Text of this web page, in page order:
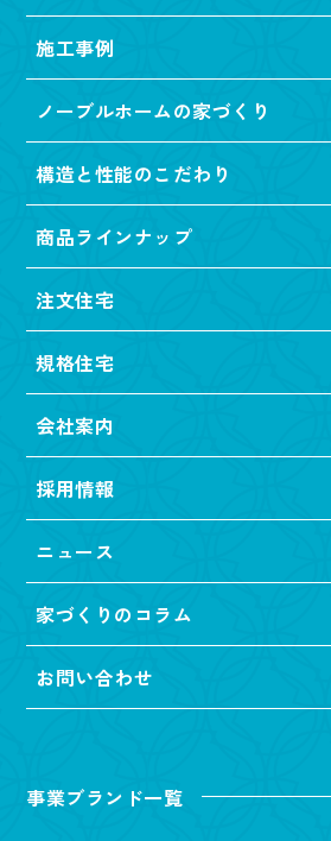
施工事例
ノーブルホームの家づくり
構造と性能のこだわり
商品ラインナップ
注文住宅
規格住宅
会社案内
採用情報
ニュース
家づくりのコラム
お問い合わせ
事業ブランド一覧